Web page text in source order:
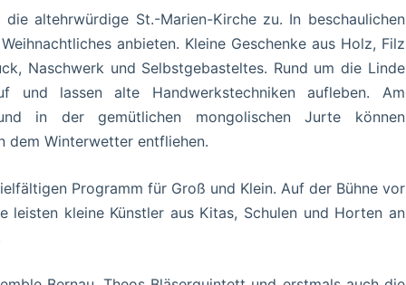
altehrwürdige St.-Marien-Kirche zu. In beschaulichen
anbieten. Kleine Geschenke aus Holz, Filz
Naschwerk und Selbstgebasteltes. Rund um die Linde
und lassen alte Handwerkstechniken aufleben. Am
in der gemütlichen mongolischen Jurte können
dem Winterwetter entfliehen.
Programm für Groß und Klein. Auf der Bühne vor
leisten kleine Künstler aus Kitas, Schulen und Horten an